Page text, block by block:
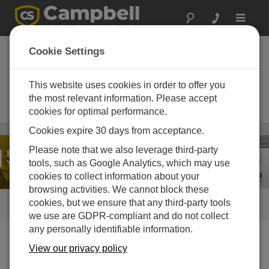
Toggle
HygroVue 10 +
Aspen 10 Solutions
Next-gen IoT solutions for accurate
humidity and air temperature
monitoring
Wetter/ HygroVue 10 + Aspen 10 Solutions
SCHNELLER ZUGRIFF
Was wir tun
Cookie Settings
This website uses cookies in order to offer you
the most relevant information. Please accept
cookies for optimal performance.
Cookies expire 30 days from acceptance.
Please note that we also leverage third-party
tools, such as Google Analytics, which may use
cookies to collect information about your
browsing activities. We cannot block these
cookies, but we ensure that any third-party tools
we use are GDPR-compliant and do not collect
any personally identifiable information.
View our privacy policy